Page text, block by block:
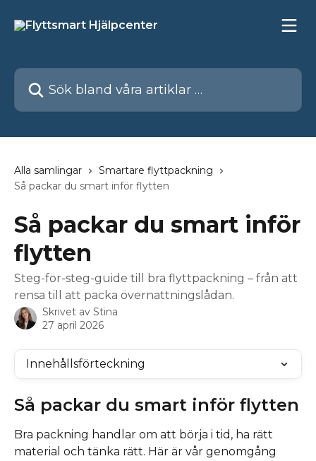
Sök bland våra artiklar …
Alla samlingar
Smartare flyttpackning
Så packar du smart inför flytten
Så packar du smart inför
flytten
Steg-för-steg-guide till bra flyttpackning – från att
rensa till att packa övernattningslådan.
Skrivet av Stina
27 april 2026
Innehållsförteckning
Så packar du smart inför flytten
Bra packning handlar om att börja i tid, ha rätt
material och tänka rätt. Här är vår genomgång